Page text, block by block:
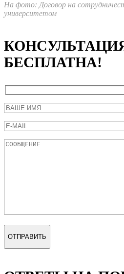
На фото: Договор на
университетом
БЕСПЛАТНА!
ОТПРАВИТЬ